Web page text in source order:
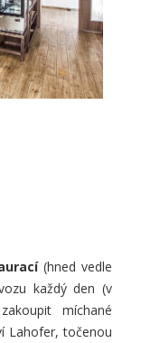
(hned vedle
každý den (v
míchané
Lahofer, točenou